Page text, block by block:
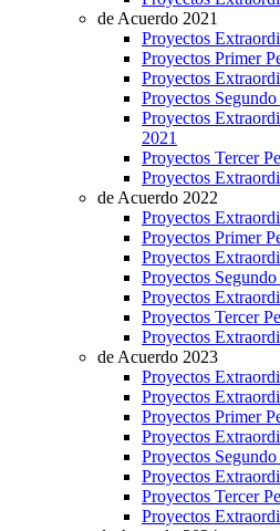
de Acuerdo 2021
Proyectos
Proyectos Primer
Proyectos
Proyectos
Proyectos
2021
Proyectos Tercer
Proyectos
de Acuerdo 2022
Proyectos
Proyectos Primer
Proyectos
Proyectos
Proyectos
Proyectos Tercer
Proyectos
de Acuerdo 2023
Proyectos
Proyectos
Proyectos Primer
Proyectos
Proyectos
Proyectos
Proyectos Tercer
Proyectos